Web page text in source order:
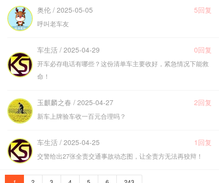
奥伦 / 2025-05-05 5回复
呼叫老车友
车生活 / 2025-04-29 0回复
开车必存电话有哪些？这份清单车主要收好，紧急情况下能救
命！
玉麒麟之春 / 2025-04-27 2回复
新车上牌验车收一百元合理吗？
车生活 / 2025-04-25 1回复
交警给出27张全责交通事故动态图，让全责方无法再狡辩！